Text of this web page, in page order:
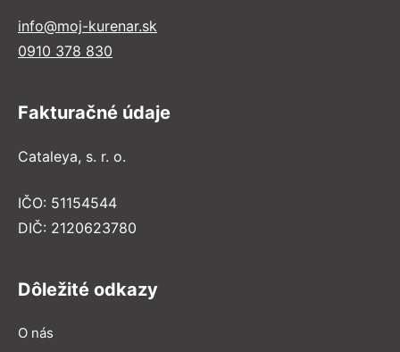
info@moj-kurenar.sk
0910 378 830
Fakturačné údaje
Cataleya, s. r. o.
IČO: 51154544
DIČ: 2120623780
Dôležité odkazy
O nás